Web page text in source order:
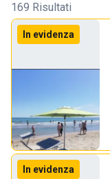
169 Risultati
In evidenza
In evidenza